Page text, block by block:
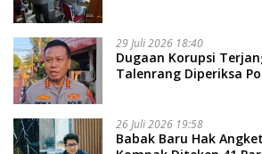
29 Juli 2026 18:40
Dugaan Korupsi
Talenrang Diperiksa
26 Juli 2026 19:58
​Babak Baru Hak